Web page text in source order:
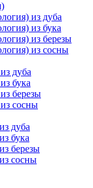
из дуба
из бука
из березы
из сосны
дуба
бука
березы
сосны
дуба
бука
березы
сосны